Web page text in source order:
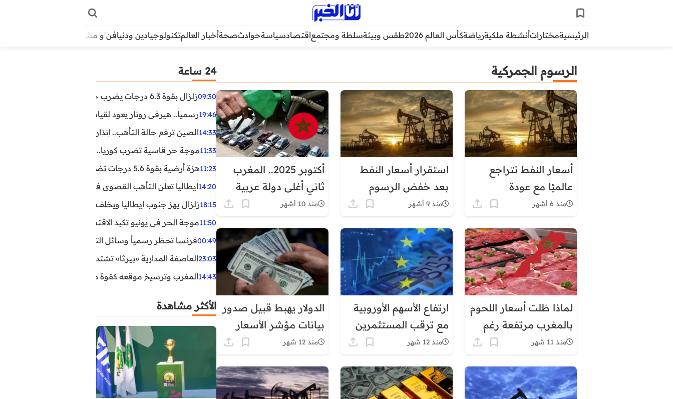
الرئيسيةمختاراتأنشطة ملكيةرياضةكأس العالم 2026 طقس وبيئةسلطة ومجتمعاقتصادسياسةحوادثصحةأخبار العالمتكنولوجيادين ودنيافن و مشاهير
الرسوم الجمركية
أسعار النفط تتراجع
عالميًا مع عودة
المفاوضات الأمريكية-
لاقتصاد المغرب؟
منذ 6 أشهر
استقرار أسعار النفط
بعد خفض الرسوم
الأمريكية على الواردات
منذ 9 أشهر
أكتوبر 2025.. المغرب
ثاني أغلى دولة عربية
في أسعار البنزين وهذه
منذ 10 أشهر
لماذا ظلت أسعار اللحوم
بالمغرب مرتفعة رغم
إلغاء الرسوم الجمركية؟
منذ 11 شهر
ارتفاع الأسهم الأوروبية
مع ترقب المستثمرين
لبيانات التضخم الأمريكية
منذ 12 شهر
الدولار يهبط قبيل صدور
بيانات مؤشر الأسعار
في أمريكا
منذ 12 شهر
24 ساعة
09:30زلزال بقوة 6.3 درجات يضرب جنوب الفلبين.. ولا تحذير من تسونامي حتى الآن
19:46رسميا.. هيرفي رونار يعود لقيادة منتخب كوت ديفوار
14:33الصين ترفع حالة التأهب.. إنذاران جديدان بسبب الأمطار
11:33موجة حر قاسية تضرب كوريا.. وفيات وإصابات ونفوق مئات
11:23هزة أرضية بقوة 5.6 درجات تضرب مصر
14:20إيطاليا تعلن التأهب القصوى في 23 مدينة بسبب موجة حر شديدة
18:15زلزال يهز جنوب إيطاليا ويخلف عشرات الجرحى
11:50موجة الحر في يونيو تكبد الاقتصاد البريطاني خسائر تجاوزت 1.5 مليار
00:49فرنسا تحظر رسمياً وسائل التواصل الاجتماعي على القاصرين
23:03العاصفة المدارية «بيرثا» تشتد وتقترب من سواحل
14:43المغرب وترسيخ موقعه كقوة طاقية إقليمية
الأكثر مشاهدة